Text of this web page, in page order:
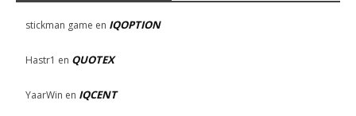
stickman game en IQOPTION
Hastr1 en QUOTEX
YaarWin en IQCENT